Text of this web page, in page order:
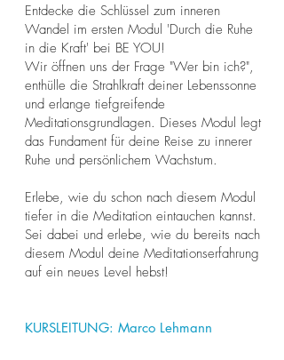
Entdecke die Schlüssel zum inneren
Wandel im ersten Modul 'Durch die Ruhe
in die Kraft' bei BE YOU!
Wir öffnen uns der Frage "Wer bin ich?",
enthülle die Strahlkraft deiner Lebenssonne
und erlange tiefgreifende
Meditationsgrundlagen. Dieses Modul legt
das Fundament für deine Reise zu innerer
Ruhe und persönlichem Wachstum.
Erlebe, wie du schon nach diesem Modul
tiefer in die Meditation eintauchen kannst.
Sei dabei und erlebe, wie du bereits nach
diesem Modul deine Meditationserfahrung
auf ein neues Level hebst!
KURSLEITUNG: Marco Lehmann